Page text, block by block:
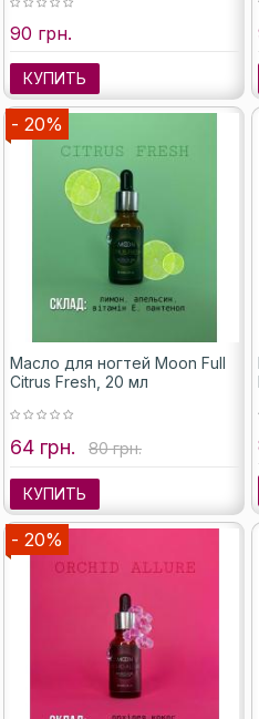
90 грн.
КУПИТЬ
- 20%
Масло для ногтей Moon Full
Citrus Fresh, 20 мл
64 грн. 80 грн.
КУПИТЬ
- 20%